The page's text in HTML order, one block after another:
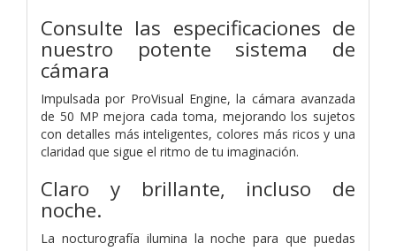
Consulte las especificaciones de
nuestro potente sistema de
cámara
Impulsada por ProVisual Engine, la cámara avanzada
de 50 MP mejora cada toma, mejorando los sujetos
con detalles más inteligentes, colores más ricos y una
claridad que sigue el ritmo de tu imaginación.
Claro y brillante, incluso de
noche.
La nocturografía ilumina la noche para que puedas